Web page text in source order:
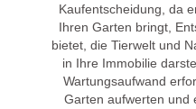
Kaufentscheidung, da
Ihren Garten bringt,
bietet, die Tierwelt und
in Ihre Immobilie
Wartungsaufwand
Garten aufwerten und